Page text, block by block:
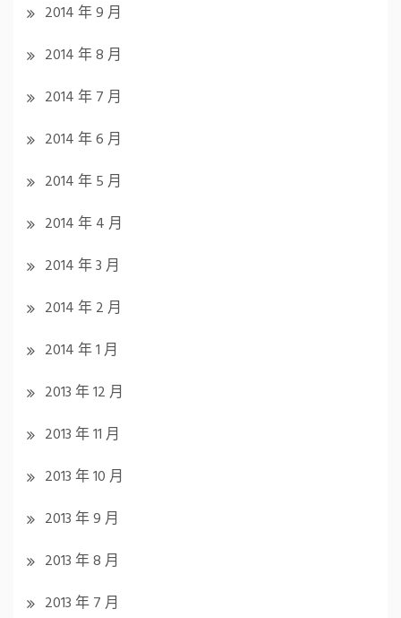
2014 年 9 月
2014 年 8 月
2014 年 7 月
2014 年 6 月
2014 年 5 月
2014 年 4 月
2014 年 3 月
2014 年 2 月
2014 年 1 月
2013 年 12 月
2013 年 11 月
2013 年 10 月
2013 年 9 月
2013 年 8 月
2013 年 7 月